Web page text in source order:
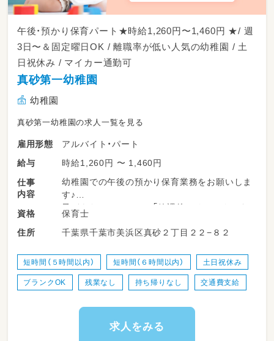
午後・預かり保育パート★時給1,260円〜1,460円 ★/ 週
3日〜＆固定曜日OK / 離職率が低い人気の幼稚園 / 土
日祝休み / マイカー通勤可
真砂第一幼稚園
幼稚園
真砂第一幼稚園の求人一覧を見る
雇用形態
アルバイト・パート
給与
時給1,260円 〜 1,460円
仕事
内容
幼稚園での午後の預かり保育業務をお願いしま
す♪
子どもたちにとっての「放課後のリラックスタ
イム」を優しく見守るお仕事です。
入れ
〇室内遊びなどの見守り
〇園庭での元気な外遊びの見守り・安全管理
〇お迎えに来られた保護者の方への笑顔での引
資格
保育士
住所
千葉県千葉市美浜区真砂２丁目２２−８２
短時間（５時間以内） 短時間（６時間以内） 土日祝休み
ブランクOK 残業なし 持ち帰りなし 交通費支給
求人をみる